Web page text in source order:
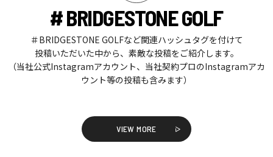
# BRIDGESTONE GOLF
＃BRIDGESTONE GOLFなど関連ハッシュタグを付けて
投稿いただいた中から、素敵な投稿をご紹介します。
（当社公式Instagramアカウント、当社契約プロのInstagramアカ
ウント等の投稿も含みます）
VIEW MORE